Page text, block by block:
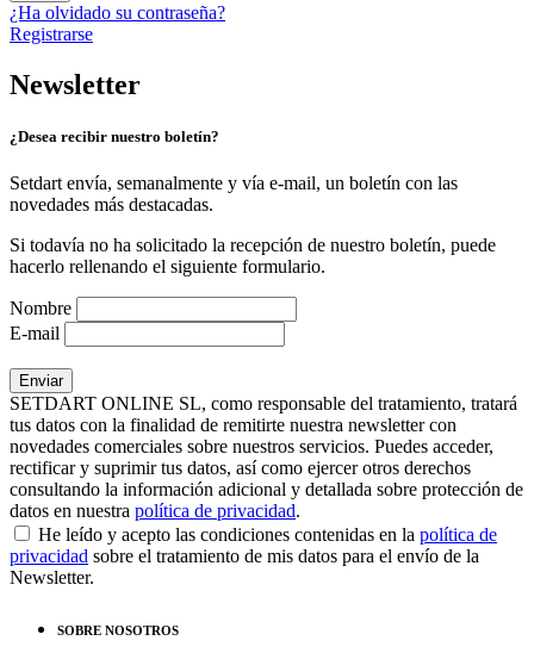
¿Ha olvidado su contraseña?
Registrarse
Newsletter
¿Desea recibir nuestro boletín?
Setdart envía, semanalmente y vía e-mail, un boletín con las
novedades más destacadas.
Si todavía no ha solicitado la recepción de nuestro boletín, puede
hacerlo rellenando el siguiente formulario.
Nombre
E-mail
SETDART ONLINE SL, como responsable del tratamiento, tratará
tus datos con la finalidad de remitirte nuestra newsletter con
novedades comerciales sobre nuestros servicios. Puedes acceder,
rectificar y suprimir tus datos, así como ejercer otros derechos
consultando la información adicional y detallada sobre protección de
datos en nuestra política de privacidad.
He leído y acepto las condiciones contenidas en la política de
privacidad sobre el tratamiento de mis datos para el envío de la
Newsletter.
SOBRE NOSOTROS